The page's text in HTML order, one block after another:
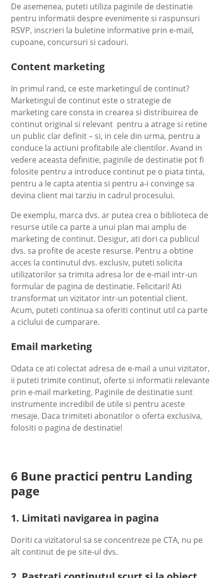
De asemenea, puteti utiliza paginile de destinatie
pentru informatii despre evenimente si raspunsuri
RSVP, inscrieri la buletine informative prin e-mail,
cupoane, concursuri si cadouri.
Content marketing
In primul rand, ce este marketingul de continut?
Marketingul de continut este o strategie de
marketing care consta in crearea si distribuirea de
continut original si relevant pentru a atrage si retine
un public clar definit – si, in cele din urma, pentru a
conduce la actiuni profitabile ale clientilor. Avand in
vedere aceasta definitie, paginile de destinatie pot fi
folosite pentru a introduce continut pe o piata tinta,
pentru a le capta atentia si pentru a-i convinge sa
devina client mai tarziu in cadrul procesului.
De exemplu, marca dvs. ar putea crea o biblioteca de
resurse utile ca parte a unui plan mai amplu de
marketing de continut. Desigur, ati dori ca publicul
dvs. sa profite de aceste resurse. Pentru a obtine
acces la continutul dvs. exclusiv, puteti solicita
utilizatorilor sa trimita adresa lor de e-mail intr-un
formular de pagina de destinatie. Felicitari! Ati
transformat un vizitator intr-un potential client.
Acum, puteti continua sa oferiti continut util ca parte
a ciclului de cumparare.
Email marketing
Odata ce ati colectat adresa de e-mail a unui vizitator,
ii puteti trimite continut, oferte si informatii relevante
prin e-mail marketing. Paginile de destinatie sunt
instrumente incredibil de utile si pentru aceste
mesaje. Daca trimiteti abonatilor o oferta exclusiva,
folositi o pagina de destinatie!
6 Bune practici pentru Landing
page
1. Limitati navigarea in pagina
Doriti ca vizitatorul sa se concentreze pe CTA, nu pe
alt continut de pe site-ul dvs.